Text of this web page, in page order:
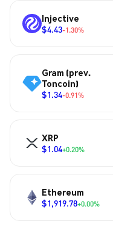
Injective
$4.43-1.30%
Gram (prev.
Toncoin)
$1.34-0.91%
XRP
$1.04+0.20%
Ethereum
$1,919.78+0.00%